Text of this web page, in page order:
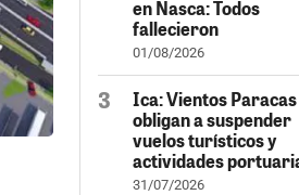
en Nasca: Todos
fallecieron
01/08/2026
Ica: Vientos Paracas
obligan a suspender
vuelos turísticos y
actividades
31/07/2026